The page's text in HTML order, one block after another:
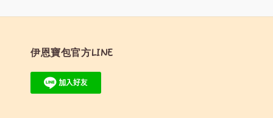
伊恩寶包官方LINE